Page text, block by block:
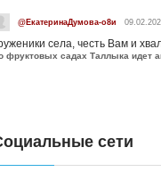
@ЕкатеринаДумова-о8и
села, честь Вам и
фруктовых садах Таллыка идет
сети